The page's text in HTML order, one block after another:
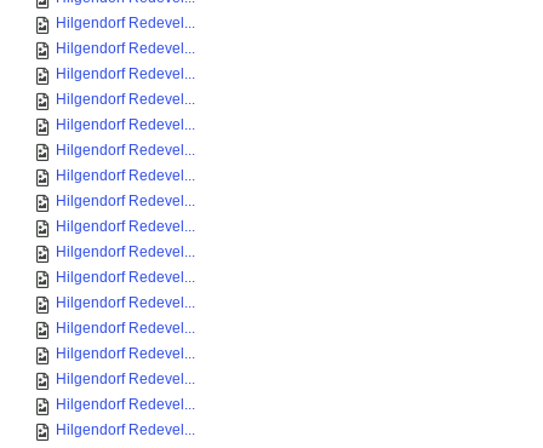
Hilgendorf Redevel...
Hilgendorf Redevel...
Hilgendorf Redevel...
Hilgendorf Redevel...
Hilgendorf Redevel...
Hilgendorf Redevel...
Hilgendorf Redevel...
Hilgendorf Redevel...
Hilgendorf Redevel...
Hilgendorf Redevel...
Hilgendorf Redevel...
Hilgendorf Redevel...
Hilgendorf Redevel...
Hilgendorf Redevel...
Hilgendorf Redevel...
Hilgendorf Redevel...
Hilgendorf Redevel...